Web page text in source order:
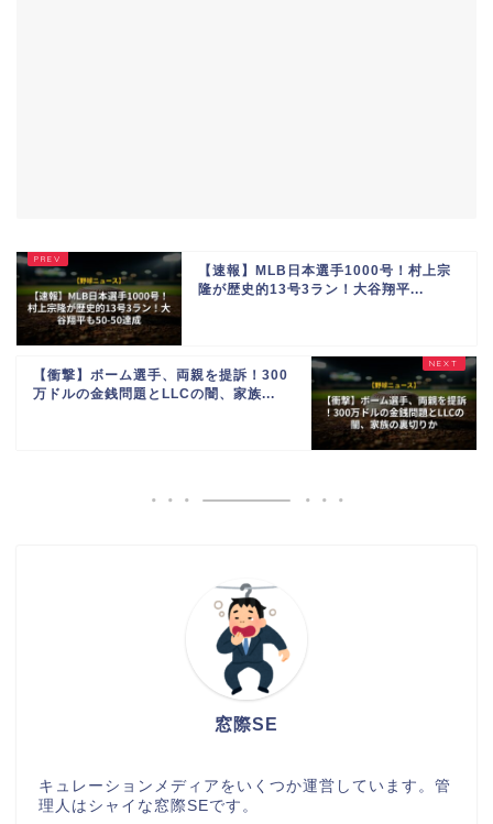
【速報】MLB日本選手1000号！村上宗
隆が歴史的13号3ラン！大谷翔平...
【衝撃】ボーム選手、両親を提訴！300
万ドルの金銭問題とLLCの闇、家族...
窓際SE
キュレーションメディアをいくつか運営しています。管
理人はシャイな窓際SEです。